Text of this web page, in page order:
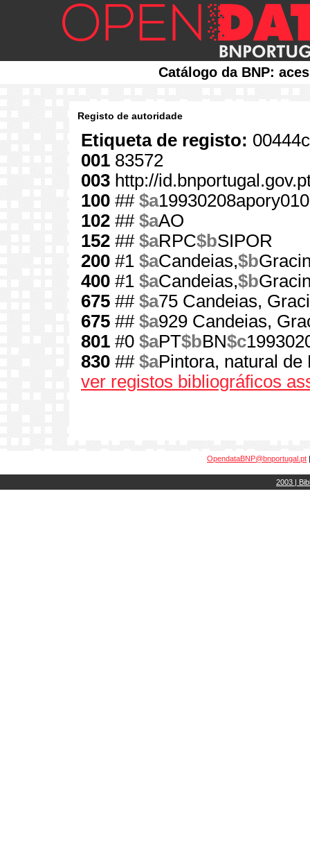
Catálogo da BNP:
Registo de autoridade
Etiqueta de registo:
001 83572
003 http://
100 ## $a
102 ## $aAO
152 ## $aRPC$bSIPOR
200 #1 $aCandeias,$b
400 #1 $aCandeias,$b
675 ## $a75 Candeias,
675 ## $a929 Candeias,
801 #0 $aPT$bBN$c
830 ## $aPintora, natural de
ver registos bibliográficos
OpendataBNP@bnportugal.pt
2003 |